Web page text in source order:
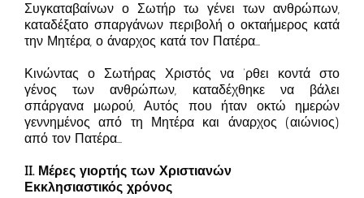
Συγκαταβαίνων ο Σωτήρ τω γένει των ανθρώπων,
καταδέξατο σπαργάνων περιβολή ο οκταήμερος κατά
την Μητέρα, ο άναρχος κατά τον Πατέρα…
Κινώντας ο Σωτήρας Χριστός να ’ρθει κοντά στο
γένος των ανθρώπων, καταδέχθηκε να βάλει
σπάργανα μωρού, Αυτός που ήταν οκτώ ημερών
γεννημένος από τη Μητέρα και άναρχος (αιώνιος)
από τον Πατέρα…
II. Μέρες γιορτής των Χριστιανών
Εκκλησιαστικός χρόνος